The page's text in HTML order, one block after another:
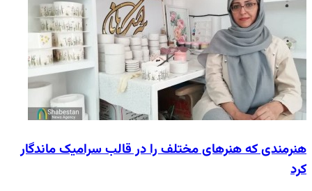
هنرمندی که هنرهای مختلف را در قالب سرامیک ماندگار
کرد